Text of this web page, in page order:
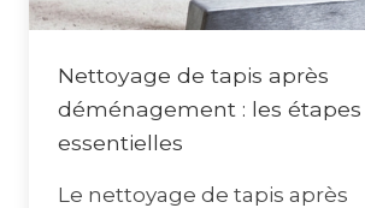
Nettoyage de tapis après
déménagement : les étapes
essentielles
Le nettoyage de tapis après